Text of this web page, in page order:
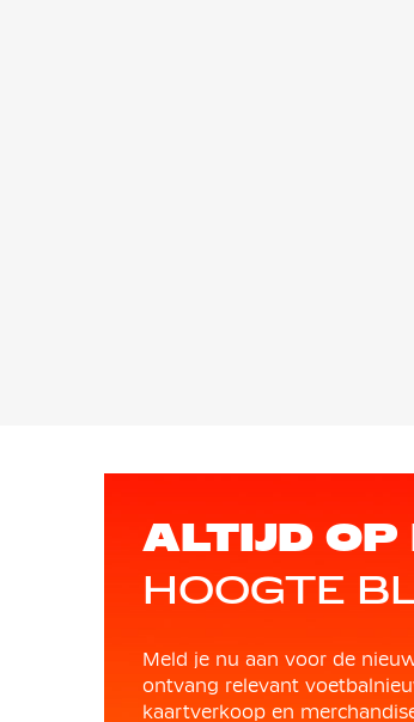
ALTIJD OP
HOOGTE
Meld je nu aan voor de
ontvang relevant
kaartverkoop en